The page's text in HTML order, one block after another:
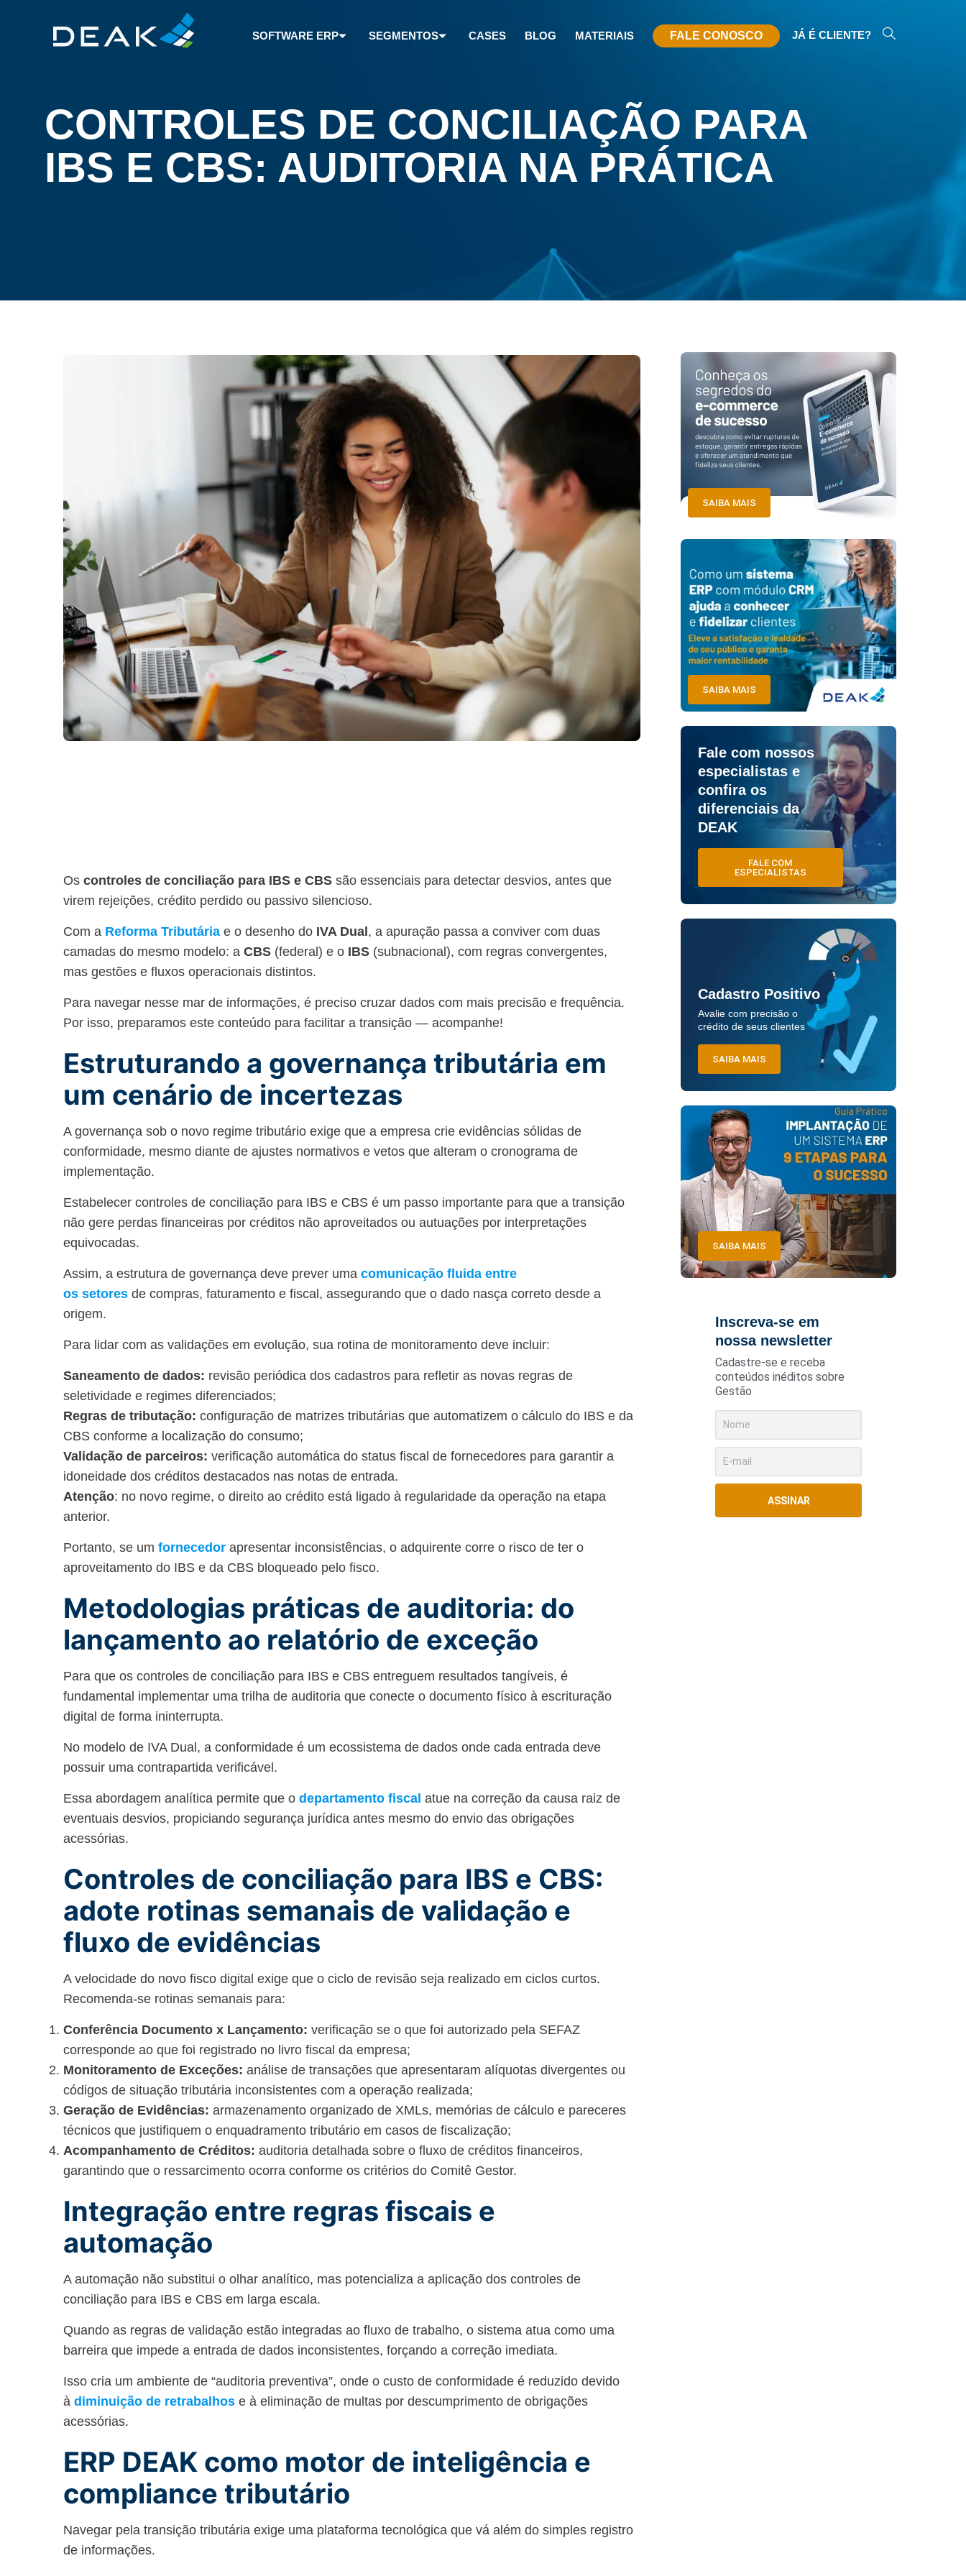
SOFTWARE ERP SEGMENTOS CASES BLOG MATERIAIS FALE CONOSCO JÁ É CLIENTE?
CONTROLES DE CONCILIAÇÃO PARA
IBS E CBS: AUDITORIA NA PRÁTICA
Os controles de conciliação para IBS e CBS são essenciais para detectar desvios, antes que
virem rejeições, crédito perdido ou passivo silencioso.
Com a Reforma Tributária e o desenho do IVA Dual, a apuração passa a conviver com duas
camadas do mesmo modelo: a CBS (federal) e o IBS (subnacional), com regras convergentes,
mas gestões e fluxos operacionais distintos.
Para navegar nesse mar de informações, é preciso cruzar dados com mais precisão e frequência.
Por isso, preparamos este conteúdo para facilitar a transição — acompanhe!
Estruturando a governança tributária em
um cenário de incertezas
A governança sob o novo regime tributário exige que a empresa crie evidências sólidas de
conformidade, mesmo diante de ajustes normativos e vetos que alteram o cronograma de
implementação.
Estabelecer controles de conciliação para IBS e CBS é um passo importante para que a transição
não gere perdas financeiras por créditos não aproveitados ou autuações por interpretações
equivocadas.
Assim, a estrutura de governança deve prever uma comunicação fluida entre
os setores de compras, faturamento e fiscal, assegurando que o dado nasça correto desde a
origem.
Para lidar com as validações em evolução, sua rotina de monitoramento deve incluir:
Saneamento de dados: revisão periódica dos cadastros para refletir as novas regras de
seletividade e regimes diferenciados;
Regras de tributação: configuração de matrizes tributárias que automatizem o cálculo do IBS e da
CBS conforme a localização do consumo;
Validação de parceiros: verificação automática do status fiscal de fornecedores para garantir a
idoneidade dos créditos destacados nas notas de entrada.
Atenção: no novo regime, o direito ao crédito está ligado à regularidade da operação na etapa
anterior.
Portanto, se um fornecedor apresentar inconsistências, o adquirente corre o risco de ter o
aproveitamento do IBS e da CBS bloqueado pelo fisco.
Metodologias práticas de auditoria: do
lançamento ao relatório de exceção
Para que os controles de conciliação para IBS e CBS entreguem resultados tangíveis, é
fundamental implementar uma trilha de auditoria que conecte o documento físico à escrituração
digital de forma ininterrupta.
No modelo de IVA Dual, a conformidade é um ecossistema de dados onde cada entrada deve
possuir uma contrapartida verificável.
Essa abordagem analítica permite que o departamento fiscal atue na correção da causa raiz de
eventuais desvios, propiciando segurança jurídica antes mesmo do envio das obrigações
acessórias.
Controles de conciliação para IBS e CBS:
adote rotinas semanais de validação e
fluxo de evidências
A velocidade do novo fisco digital exige que o ciclo de revisão seja realizado em ciclos curtos.
Recomenda-se rotinas semanais para:
Conferência Documento x Lançamento: verificação se o que foi autorizado pela SEFAZ
corresponde ao que foi registrado no livro fiscal da empresa;
Monitoramento de Exceções: análise de transações que apresentaram alíquotas divergentes ou
códigos de situação tributária inconsistentes com a operação realizada;
Geração de Evidências: armazenamento organizado de XMLs, memórias de cálculo e pareceres
técnicos que justifiquem o enquadramento tributário em casos de fiscalização;
Acompanhamento de Créditos: auditoria detalhada sobre o fluxo de créditos financeiros,
garantindo que o ressarcimento ocorra conforme os critérios do Comitê Gestor.
Integração entre regras fiscais e
automação
A automação não substitui o olhar analítico, mas potencializa a aplicação dos controles de
conciliação para IBS e CBS em larga escala.
Quando as regras de validação estão integradas ao fluxo de trabalho, o sistema atua como uma
barreira que impede a entrada de dados inconsistentes, forçando a correção imediata.
Isso cria um ambiente de “auditoria preventiva”, onde o custo de conformidade é reduzido devido
à diminuição de retrabalhos e à eliminação de multas por descumprimento de obrigações
acessórias.
ERP DEAK como motor de inteligência e
compliance tributário
Navegar pela transição tributária exige uma plataforma tecnológica que vá além do simples registro
de informações.
SAIBA MAIS
SAIBA MAIS
Fale com nossos
especialistas e
confira os
diferenciais da
DEAK
FALE COM
ESPECIALISTAS
Cadastro Positivo
Avalie com precisão o
crédito de seus clientes
SAIBA MAIS
SAIBA MAIS
Inscreva-se em
nossa newsletter
Cadastre-se e receba
conteúdos inéditos sobre
Gestão
ASSINAR